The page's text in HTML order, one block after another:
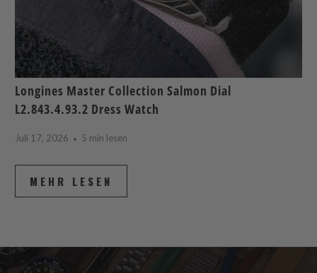
Longines Master Collection Salmon Dial
L2.843.4.93.2 Dress Watch
Juli 17, 2026 5 min lesen
MEHR LESEN